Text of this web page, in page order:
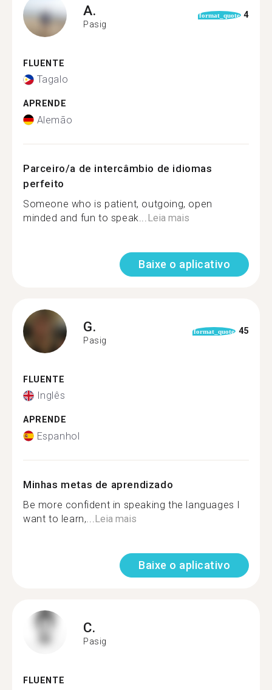
A.
Pasig
format_quote 4
FLUENTE
Tagalo
APRENDE
Alemão
Parceiro/a de intercâmbio de idiomas
perfeito
Someone who is patient, outgoing, open
minded and fun to speak... Leia mais
Baixe o aplicativo
G.
Pasig
format_quote 45
FLUENTE
Inglês
APRENDE
Espanhol
Minhas metas de aprendizado
Be more confident in speaking the languages I
want to learn,... Leia mais
Baixe o aplicativo
C.
Pasig
FLUENTE